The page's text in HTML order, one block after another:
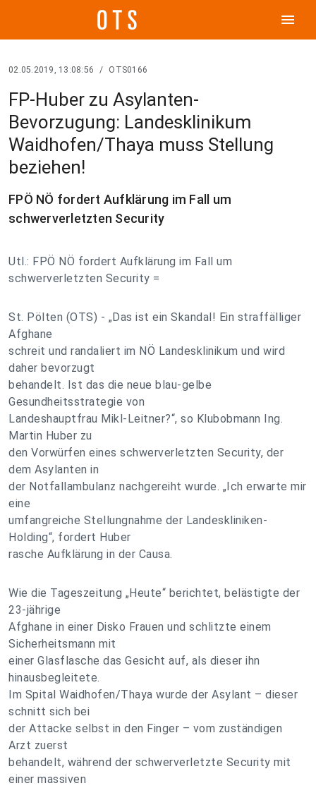
menu
02.05.2019, 13:08:56 / OTS0166
FP-Huber zu Asylanten-
Bevorzugung: Landesklinikum
Waidhofen/Thaya muss Stellung
beziehen!
FPÖ NÖ fordert Aufklärung im Fall um
schwerverletzten Security
Utl.: FPÖ NÖ fordert Aufklärung im Fall um
schwerverletzten Security =
St. Pölten (OTS) - „Das ist ein Skandal! Ein straffälliger
Afghane
schreit und randaliert im NÖ Landesklinikum und wird
daher bevorzugt
behandelt. Ist das die neue blau-gelbe
Gesundheitsstrategie von
Landeshauptfrau Mikl-Leitner?“, so Klubobmann Ing.
Martin Huber zu
den Vorwürfen eines schwerverletzten Security, der
dem Asylanten in
der Notfallambulanz nachgereiht wurde. „Ich erwarte mir
eine
umfangreiche Stellungnahme der Landeskliniken-
Holding“, fordert Huber
rasche Aufklärung in der Causa.
Wie die Tageszeitung „Heute“ berichtet, belästigte der
23-jährige
Afghane in einer Disko Frauen und schlitzte einem
Sicherheitsmann mit
einer Glasflasche das Gesicht auf, als dieser ihn
hinausbegleitete.
Im Spital Waidhofen/Thaya wurde der Asylant – dieser
schnitt sich bei
der Attacke selbst in den Finger – vom zuständigen
Arzt zuerst
behandelt, während der schwerverletzte Security mit
einer massiven